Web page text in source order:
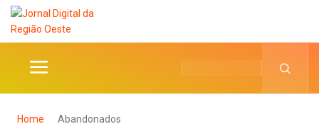
Home Abandonados